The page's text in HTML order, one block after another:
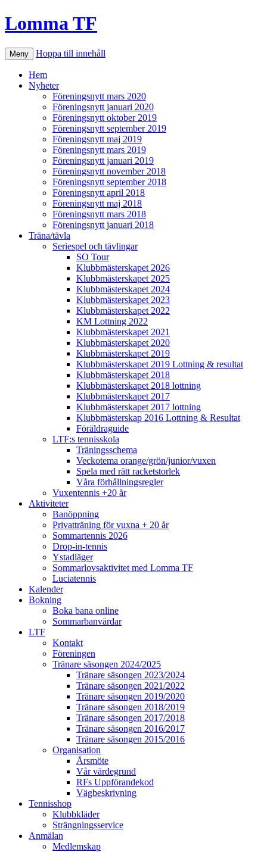
Lomma TF
Meny Hoppa till innehåll
Hem
Nyheter
Föreningsnytt mars 2020
Föreningsnytt januari 2020
Föreningsnytt oktober 2019
Föreningsnytt september 2019
Föreningsnytt maj 2019
Föreningsnytt mars 2019
Föreningsnytt januari 2019
Föreningsnytt november 2018
Föreningsnytt september 2018
Föreningsnytt april 2018
Föreningsnytt maj 2018
Föreningsnytt mars 2018
Föreningsnytt januari 2018
Träna/tävla
Seriespel och tävlingar
SO Tour
Klubbmästerskapet 2026
Klubbmästerskapet 2025
Klubbmästerskapet 2024
Klubbmästerskapet 2023
Klubbmästerskapet 2022
KM Lottning 2022
Klubbmästerskapet 2021
Klubbmästerskapet 2020
Klubbmästerskapet 2019
Klubbmästerskapet 2019 Lottning & resultat
Klubbmästerskapet 2018
Klubbmästerskapet 2018 lottning
Klubbmästerskapet 2017
Klubbmästerskapet 2017 lottning
Klubbmästerskap 2016 Lottning & Resultat
Föräldraguide
LTF:s tennisskola
Träningsschema
Veckotema orange/grön/junior/vuxen
Spela med rätt racketstorlek
Våra förhållningsregler
Vuxentennis +20 år
Aktiviteter
Banöppning
Privatträning för vuxna + 20 år
Sommartennis 2026
Drop-in-tennis
Ystadläger
Sommarlovsaktivitet med Lomma TF
Luciatennis
Kalender
Bokning
Boka bana online
Sommarbanvärdar
LTF
Kontakt
Föreningen
Tränare säsongen 2024/2025
Tränare säsongen 2023/2024
Tränare säsongen 2021/2022
Tränare säsongen 2019/2020
Tränare säsongen 2018/2019
Tränare säsongen 2017/2018
Tränare säsongen 2016/2017
Tränare säsongen 2015/2016
Organisation
Årsmöte
Vår värdegrund
RFs Uppförandekod
Vägbeskrivning
Tennisshop
Klubbkläder
Strängningsservice
Anmälan
Medlemskap